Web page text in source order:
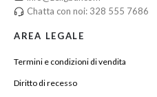
Chatta con noi: 328 555 7686
AREA LEGALE
Termini e condizioni di vendita
Diritto di recesso